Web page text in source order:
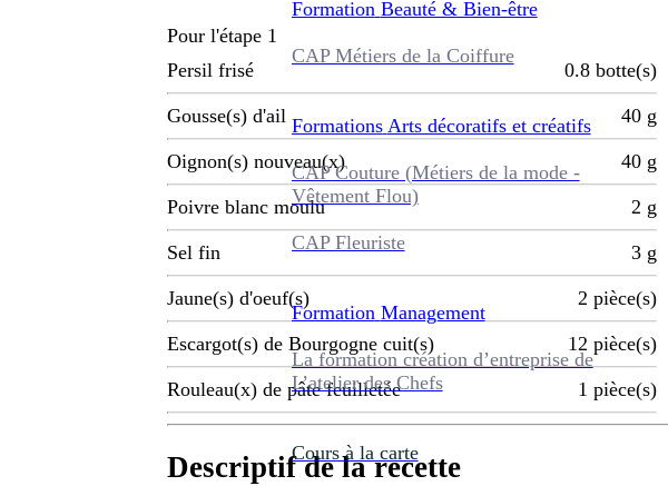
Formation Beauté & Bien-être
CAP Métiers de la Coiffure
Formations Arts décoratifs et créatifs
CAP Couture (Métiers de la mode -
Vêtement Flou)
CAP Fleuriste
Formation Management
La formation création d’entreprise de
L’atelier des Chefs
Cours à la carte
Pour l'étape 1
Persil frisé
0.8 botte(s)
Gousse(s) d'ail 40 g
Oignon(s) nouveau(x) 40 g
Poivre blanc moulu 2 g
Sel fin 3 g
Jaune(s) d'oeuf(s) 2 pièce(s)
Escargot(s) de Bourgogne cuit(s) 12 pièce(s)
Rouleau(x) de pâte feuilletée 1 pièce(s)
Descriptif de la recette